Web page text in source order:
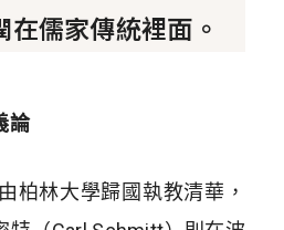
在儒家傳統裡面。
論
柏林大學歸國執教清華，